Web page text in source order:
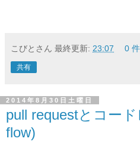
こびとさん 最終更新: 23:07 0
共有
2014年8月30日土曜日
pull requestとコー
flow)